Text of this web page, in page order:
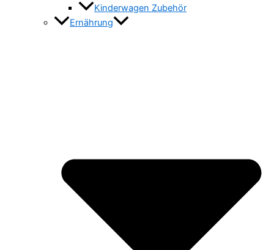
Kinderwagen Zubehör
Ernährung